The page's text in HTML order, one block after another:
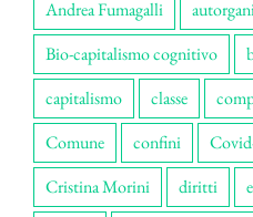
Andrea Fumagalli
Bio-capitalismo cognitivo
capitalismo
classe
Comune
confini
Cristina Morini
diritti